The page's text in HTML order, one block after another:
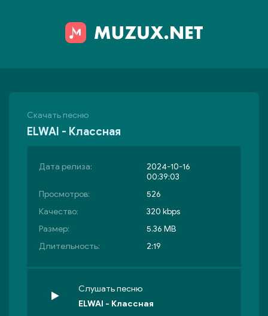
Скачать песню
ELWAI - Классная
Дата релиза:
2024-10-16
00:39:03
Просмотров:
526
Качество:
320 kbps
Размер:
5.36 MB
Длительность:
2:19
Слушать песню
ELWAI - Классная